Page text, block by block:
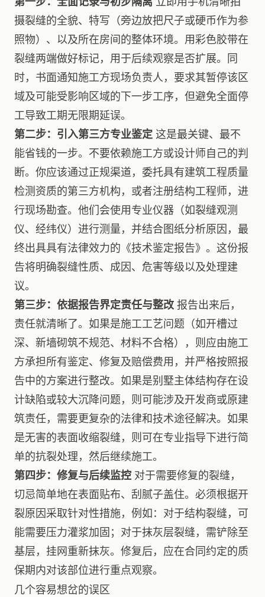
摄裂缝的全貌、特写（旁边放把尺子或硬币作为参
照物）、以及所在房间的整体环境。用彩色胶带在
裂缝两端做好标记，用于后续观察是否扩展。同
时，书面通知施工方现场负责人，要求其暂停该区
域及可能受影响区域的下一步工序，但避免全面停
工导致工期无限期延误。
第二步：引入第三方专业鉴定 这是最关键、最不
能省钱的一步。不要依赖施工方或设计师自己的判
断。你应该通过正规渠道，委托具有建筑工程质量
检测资质的第三方机构，或者注册结构工程师，进
行现场勘查。他们会使用专业仪器（如裂缝观测
仪、经纬仪）进行测量，并结合图纸分析原因，最
终出具具有法律效力的《技术鉴定报告》。这份报
告将明确裂缝性质、成因、危害等级以及处理建
议。
第三步：依据报告界定责任与整改 报告出来后，
责任就清晰了。如果是施工工艺问题（如开槽过
深、新墙砌筑不规范、材料不合格），则应由施工
方承担所有鉴定、修复及赔偿费用，并严格按照报
告中的方案进行整改。如果是别墅主体结构存在设
计缺陷或较大沉降问题，则可能涉及开发商或原建
筑责任，需要更复杂的法律和技术途径解决。如果
是无害的表面收缩裂缝，则可在专业指导下进行简
单的抗裂处理，然后继续施工。
第四步：修复与后续监控 对于需要修复的裂缝，
切忌简单地在表面贴布、刮腻子盖住。必须根据开
裂原因采取针对性措施，例如：对于结构裂缝，可
能需要压力灌浆加固；对于抹灰层裂缝，需铲除至
基层，挂网重新抹灰。修复后，应在合同约定的质
保期内对该部位进行重点观察。
几个容易想岔的误区